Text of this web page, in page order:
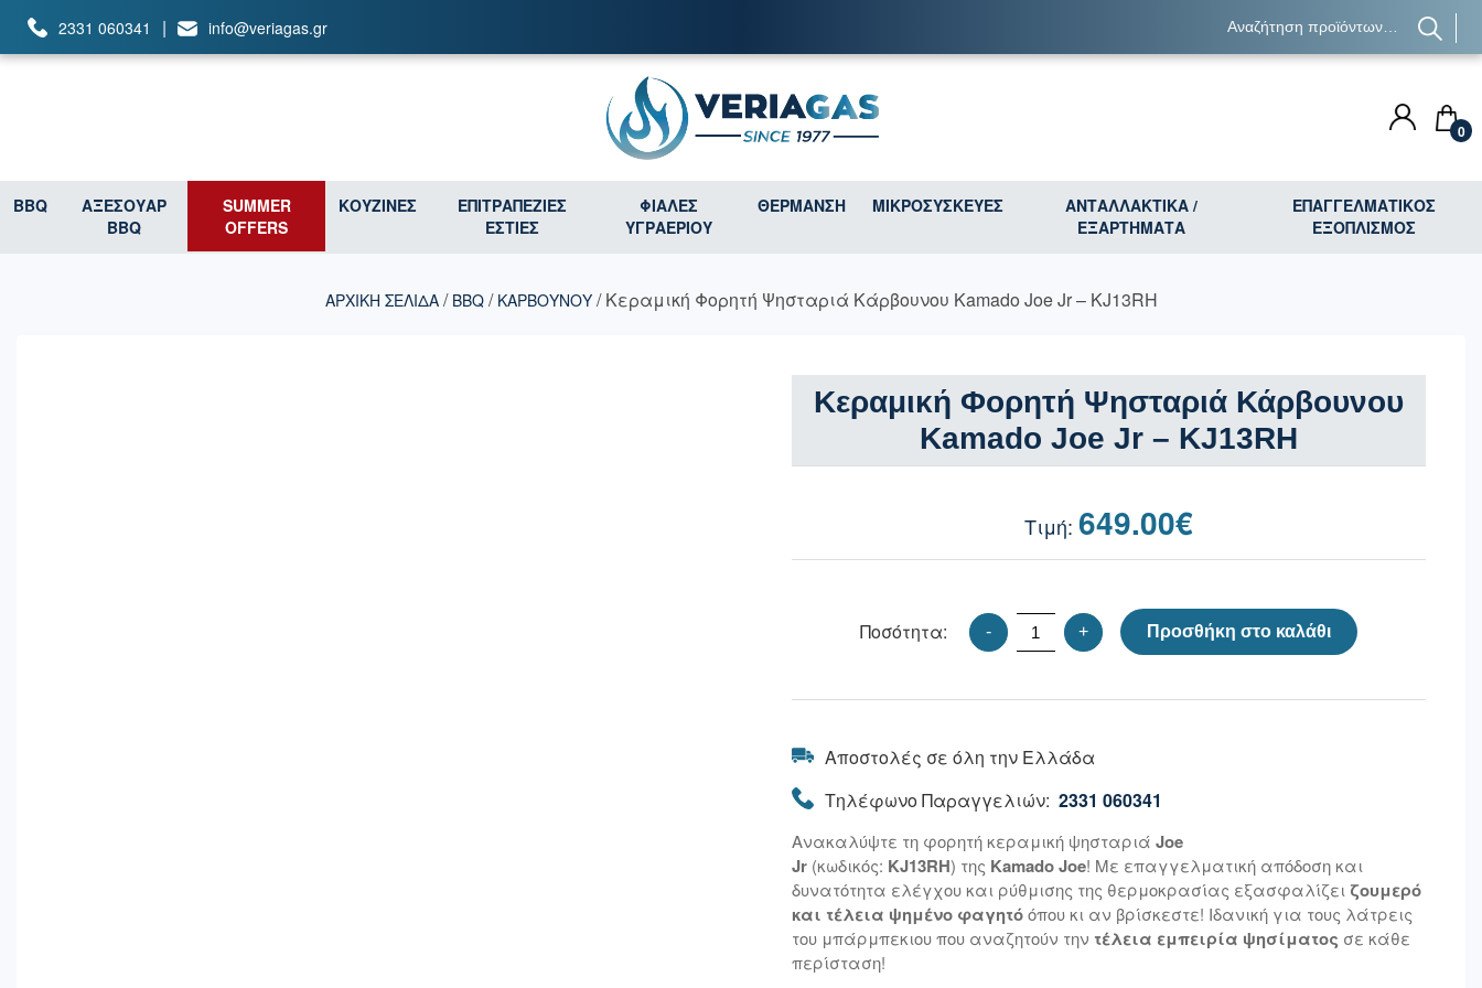
2331 060341 | info@veriagas.gr
0
BBQ
ΑΞΕΣΟΥΑΡ
BBQ
SUMMER
OFFERS
ΚΟΥΖΙΝΕΣ
ΕΠΙΤΡΑΠΕΖΙΕΣ
ΕΣΤΙΕΣ
ΦΙΑΛΕΣ
ΥΓΡΑΕΡΙΟΥ
ΘΕΡΜΑΝΣΗ ΜΙΚΡΟΣΥΣΚΕΥΕΣ
ΑΝΤΑΛΛΑΚΤΙΚΑ /
ΕΞΑΡΤΗΜΑΤΑ
ΕΠΑΓΓΕΛΜΑΤΙΚΟΣ
ΕΞΟΠΛΙΣΜΟΣ
ΑΡΧΙΚΉ ΣΕΛΊΔΑ/ BBQ/ ΚΑΡΒΟΥΝΟΥ/ Κεραμική Φορητή Ψησταριά Κάρβουνου Kamado Joe Jr – KJ13RH
Κεραμική Φορητή Ψησταριά Κάρβουνου
Kamado Joe Jr – KJ13RH
649.00€
Ποσότητα: - + Προσθήκη στο καλάθι
Αποστολές σε όλη την Ελλάδα
Τηλέφωνο Παραγγελιών: 2331 060341
Ανακαλύψτε τη φορητή κεραμική ψησταριά Joe
Jr(κωδικός: KJ13RH) της Kamado Joe! Με επαγγελματική απόδοση και
δυνατότητα ελέγχου και ρύθμισης της θερμοκρασίας εξασφαλίζει ζουμερό
και τέλεια ψημένο φαγητόόπου κι αν βρίσκεστε! Ιδανική για τους λάτρεις
του μπάρμπεκιου που αναζητούν την τέλεια εμπειρία ψησίματος σε κάθε
περίσταση!